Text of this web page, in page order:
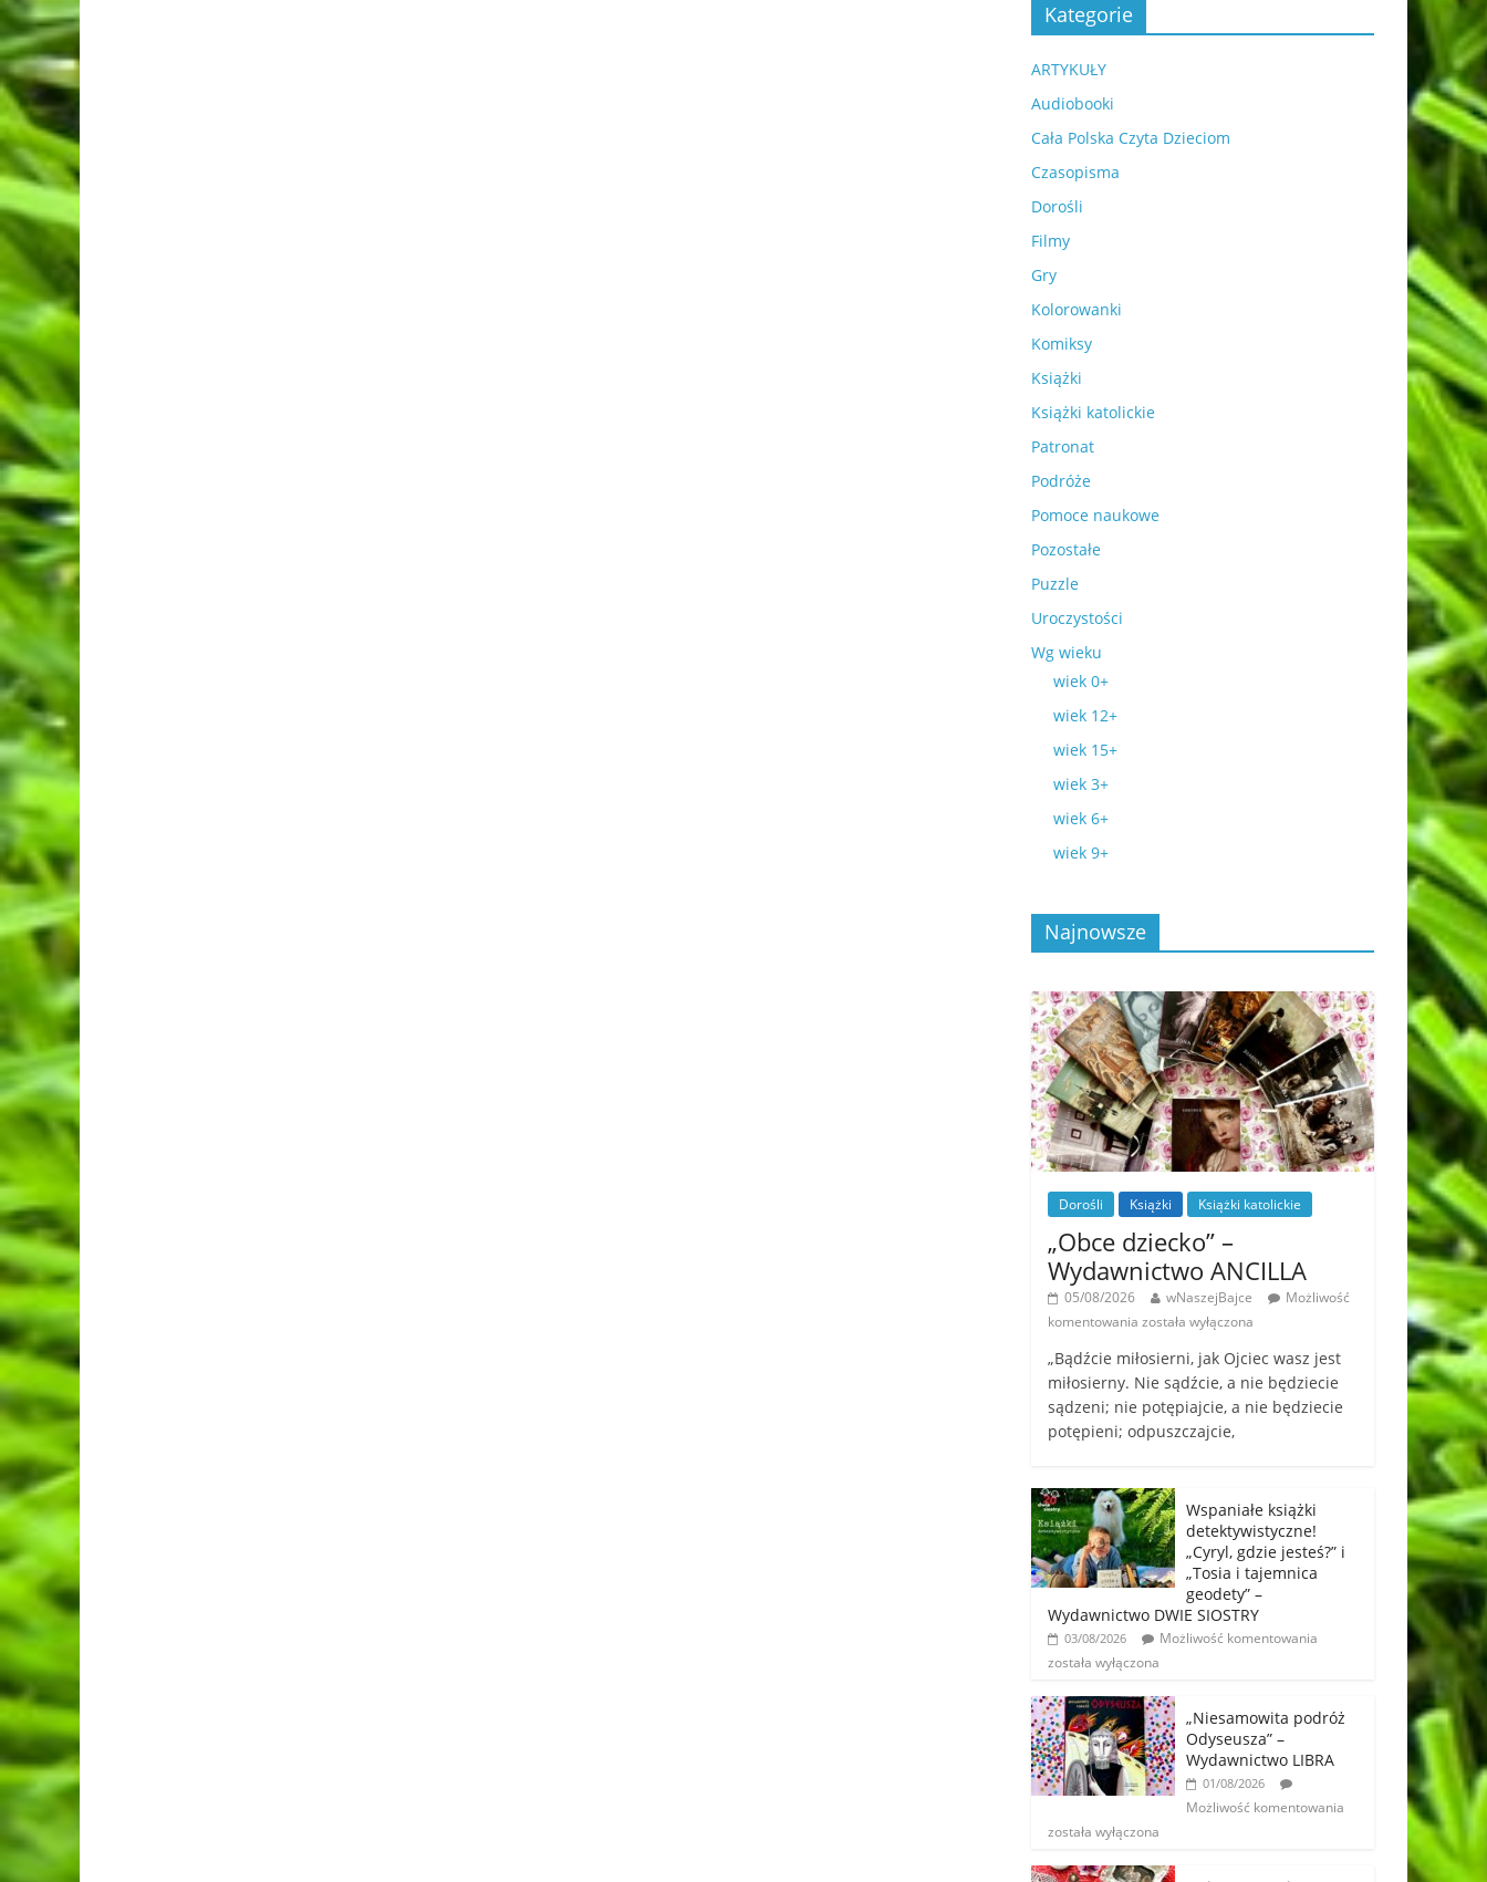
Kategorie
ARTYKUŁY
Audiobooki
Cała Polska Czyta Dzieciom
Czasopisma
Dorośli
Filmy
Gry
Kolorowanki
Komiksy
Książki
Książki katolickie
Patronat
Podróże
Pomoce naukowe
Pozostałe
Puzzle
Uroczystości
Wg wieku
wiek 0+
wiek 12+
wiek 15+
wiek 3+
wiek 6+
wiek 9+
Najnowsze
Dorośli Książki Książki katolickie
„Obce dziecko” –
Wydawnictwo ANCILLA
05/08/2026 wNaszejBajce
Możliwość
komentowania została wyłączona
„Bądźcie miłosierni, jak Ojciec wasz jest
miłosierny. Nie sądźcie, a nie będziecie
sądzeni; nie potępiajcie, a nie będziecie
potępieni; odpuszczajcie,
Wspaniałe książki
detektywistyczne!
„Cyryl, gdzie jesteś?” i
„Tosia i tajemnica
geodety” –
Wydawnictwo DWIE SIOSTRY
03/08/2026
Możliwość komentowania
została wyłączona
„Niesamowita podróż
Odyseusza” –
Wydawnictwo LIBRA
01/08/2026
Możliwość komentowania
została wyłączona